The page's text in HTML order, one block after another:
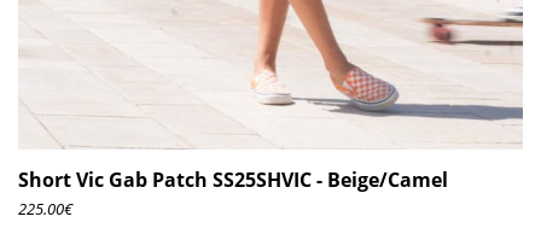
Short Vic Gab Patch SS25SHVIC - Beige/Camel
225.00€